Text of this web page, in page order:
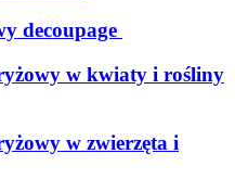
decoupage
w kwiaty i rośliny
w zwierzęta i